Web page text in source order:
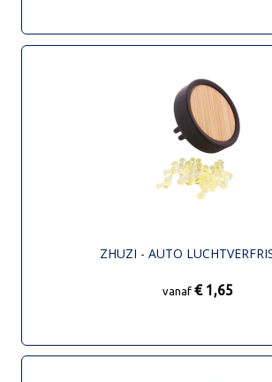
ZHUZI - AUTO
vanaf € 1,65